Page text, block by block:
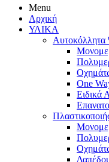
Menu
Αρχική
ΥΛΙΚΑ
Αυτοκόλλητα
One
Ειδικά